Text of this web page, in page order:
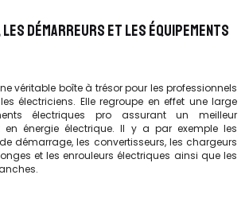
DÉMARREURS ET LES ÉQUIPEMENTS
véritable boîte à trésor pour les professionnels
électriciens. Elle regroupe en effet une large
électriques pro assurant un meilleur
en énergie électrique. Il y a par exemple les
démarrage, les convertisseurs, les chargeurs
et les enrouleurs électriques ainsi que les